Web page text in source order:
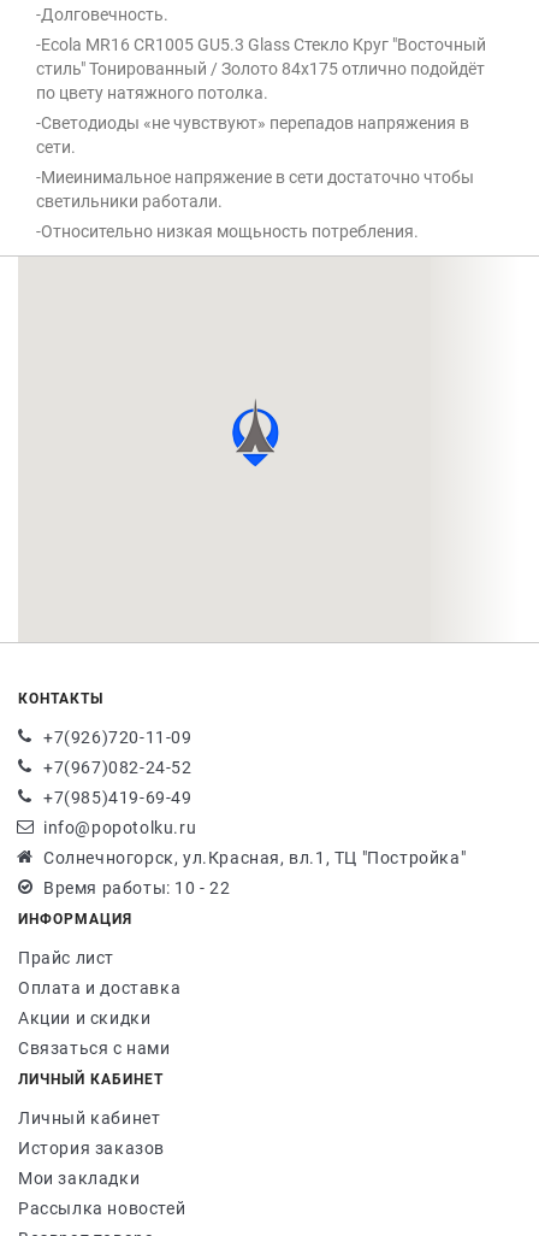
-Долговечность.
-Ecola MR16 CR1005 GU5.3 Glass Стекло Круг "Восточный
стиль" Тонированный / Золото 84x175 отлично подойдёт
по цвету натяжного потолка.
-Светодиоды «не чувствуют» перепадов напряжения в
сети.
-Миеинимальное напряжение в сети достаточно чтобы
светильники работали.
-Относительно низкая мощьность потребления.
КОНТАКТЫ
+7(926)720-11-09
+7(967)082-24-52
+7(985)419-69-49
info@popotolku.ru
Солнечногорск, ул.Красная, вл.1, ТЦ "Постройка"
Время работы: 10 - 22
ИНФОРМАЦИЯ
Прайс лист
Оплата и доставка
Акции и скидки
Связаться с нами
ЛИЧНЫЙ КАБИНЕТ
Личный кабинет
История заказов
Мои закладки
Рассылка новостей